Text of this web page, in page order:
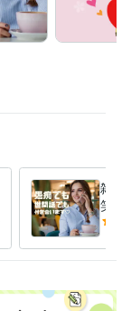
雑談
笑わ
所さ
った